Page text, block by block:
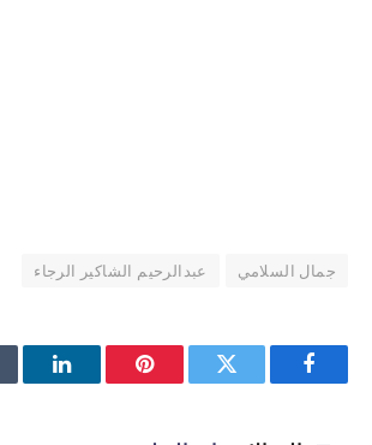
جمال السلامي عبدالرحيم الشاكير الرجاء
فيسبوك تويتر بينتيريستلينكدإن